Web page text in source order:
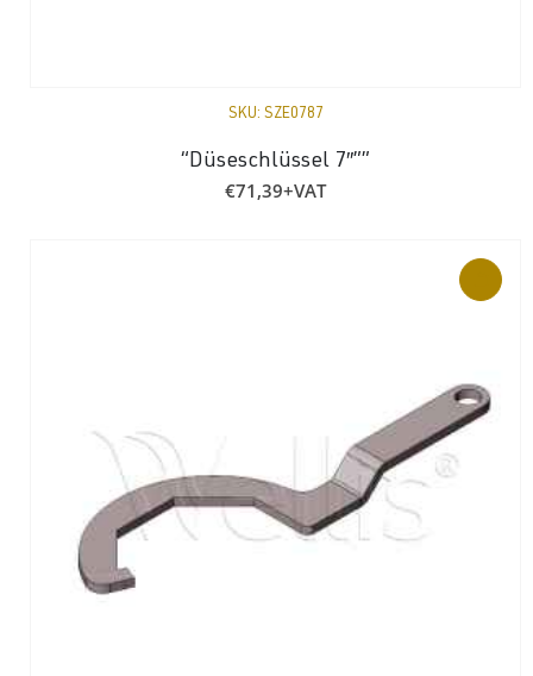
SKU: SZE0787
“Düseschlüssel 7″””
€71,39+VAT